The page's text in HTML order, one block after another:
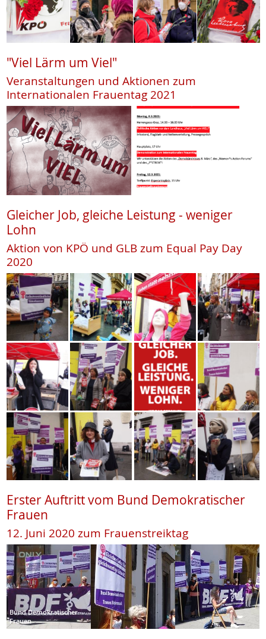
"Viel Lärm um Viel"
Veranstaltungen und Aktionen zum
Internationalen Frauentag 2021
Gleicher Job, gleiche Leistung - weniger
Lohn
Aktion von KPÖ und GLB zum Equal Pay Day
2020
Erster Auftritt vom Bund Demokratischer
Frauen
12. Juni 2020 zum Frauenstreiktag
Bund Demokratischer
Frauen